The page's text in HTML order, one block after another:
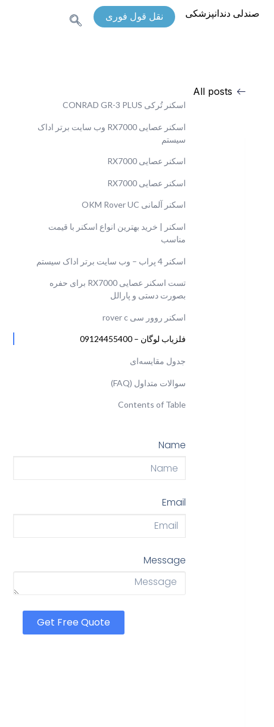
صندلی دندانپزشکی
نقل قول فوری
All posts
اسکنر تُرکی CONRAD GR-3 PLUS
اسکنر عصایی RX7000 وب سایت برتر اداک
سیستم
اسکنر عصایی RX7000
اسکنر عصایی RX7000
اسکنر آلمانی OKM Rover UC
اسکنر | خرید بهترین انواع اسکنر با قیمت
مناسب
اسکنر 4 پراب – وب سایت برتر اداک سیستم
تست اسکنر عصایی RX7000 برای حفره
بصورت دستی و پارالل
اسکنر روور سی rover c
فلزیاب لوگان – 09124455400
جدول مقایسه‌ای
سوالات متداول (FAQ)
Contents of Table
Name
Email
Message
Get Free Quote